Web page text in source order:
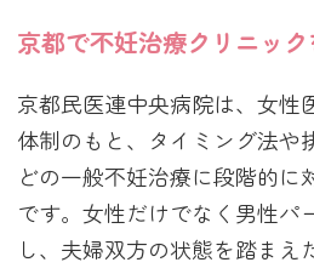
京都で不妊治療クリニッ
京都民医連中央病院は、女性
体制のもと、タイミング法や
どの一般不妊治療に段階的に
です。女性だけでなく男性パ
し、夫婦双方の状態を踏まえ